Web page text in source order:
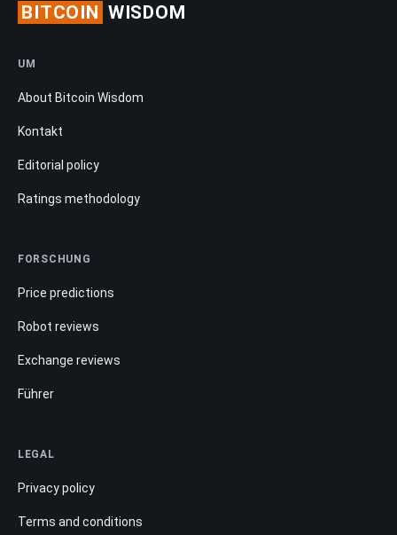
BITCOIN WISDOM
UM
About Bitcoin Wisdom
Kontakt
Editorial policy
Ratings methodology
FORSCHUNG
Price predictions
Robot reviews
Exchange reviews
Führer
LEGAL
Privacy policy
Terms and conditions